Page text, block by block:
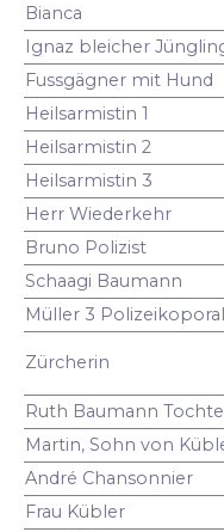
Bianca
Ignaz bleicher
Fussgägner mit Hund
Heilsarmistin 1
Heilsarmistin 2
Heilsarmistin 3
Herr Wiederkehr
Bruno Polizist
Schaagi Baumann
Müller 3 Polizeikoporal
Zürcherin
Ruth Baumann
Martin, Sohn von
André Chansonnier
Frau Kübler